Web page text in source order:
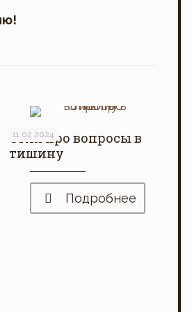
11.02.2024
Стих про вопросы в
тишину
Подробнее